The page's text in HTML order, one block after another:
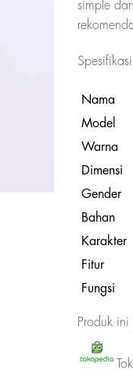
simple
Nama
Model
Warna
Dimensi
Gender
Bahan
Karakter
Fitur
Fungsi
Produk